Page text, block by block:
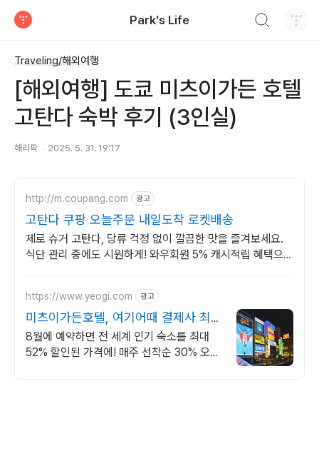
Park's Life
Traveling/해외여행
[해외여행] 도쿄 미츠이가든 호텔
고탄다 숙박 후기 (3인실)
해리팍 2025. 5. 31. 19:17
http://m.coupang.com 광고
고탄다 쿠팡 오늘주문 내일도착 로켓배송
제로 슈거 고탄다, 당류 걱정 없이 깔끔한 맛을 즐겨보세요.
식단 관리 중에도 시원하게! 와우회원 5% 캐시적립 혜택으로
https://www.yeogi.com 광고
미츠이가든호텔, 여기어때 결제사 최대
2만원 추가할인
8월에 예약하면 전 세계 인기 숙소를 최대
52% 할인된 가격에! 매주 선착순 30% 오픈